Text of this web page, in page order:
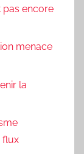
pas encore
menace
la
flux